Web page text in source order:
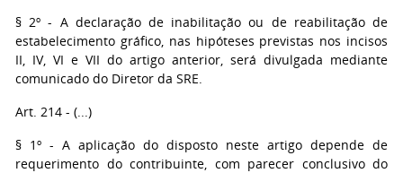
§ 2º - A declaração de inabilitação ou de reabilitação de
estabelecimento gráfico, nas hipóteses previstas nos incisos
II, IV, VI e VII do artigo anterior, será divulgada mediante
comunicado do Diretor da SRE.
Art. 214 - (...)
§ 1º - A aplicação do disposto neste artigo depende de
requerimento do contribuinte, com parecer conclusivo do